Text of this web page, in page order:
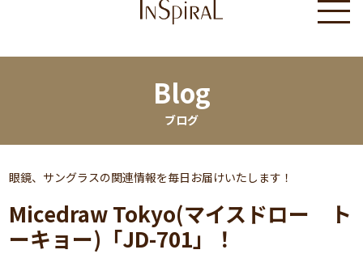
Blog
ブログ
眼鏡、サングラスの関連情報を毎日お届けいたします！
Micedraw Tokyo(マイスドロー ト
ーキョー)「JD-701」！